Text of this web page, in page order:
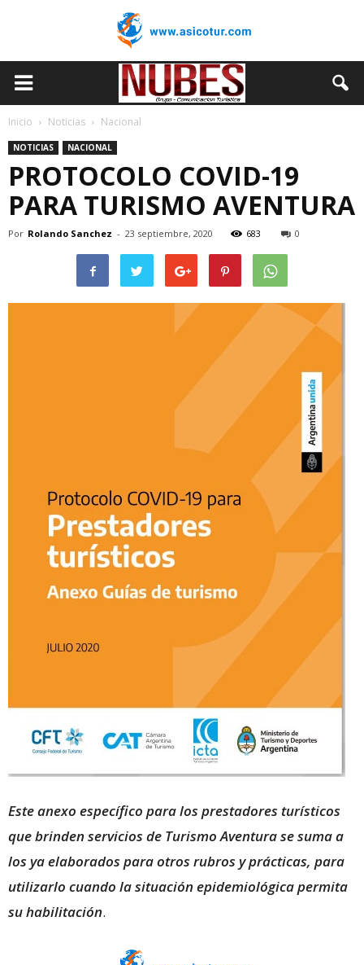
Inicio Noticias Nacional
NOTICIAS NACIONAL
PROTOCOLO COVID-19
PARA TURISMO AVENTURA
Por Rolando Sanchez - 23 septiembre, 2020 683 0
Este anexo específico para los prestadores turísticos
que brinden servicios de Turismo Aventura se suma a
los ya elaborados para otros rubros y prácticas, para
utilizarlo cuando la situación epidemiológica permita
su habilitación.